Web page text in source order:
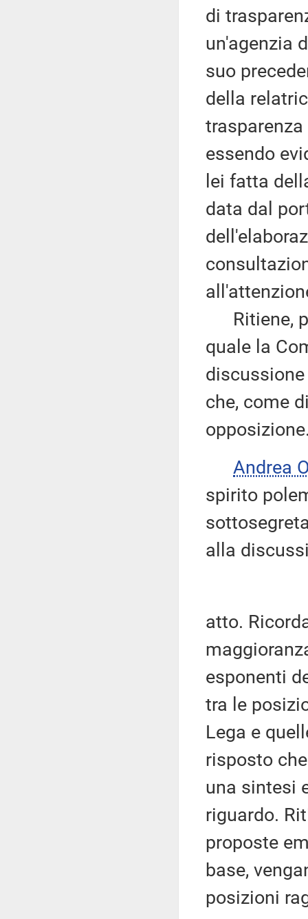
di
un'agenzia
suo
della
essendo
lei fatta
data dal
Ritiene,
quale la
che, come
Andrea
spirito
alla
atto.
esponenti
tra le
Lega e
risposto
una sintesi
riguardo.
proposte
base,
posizioni